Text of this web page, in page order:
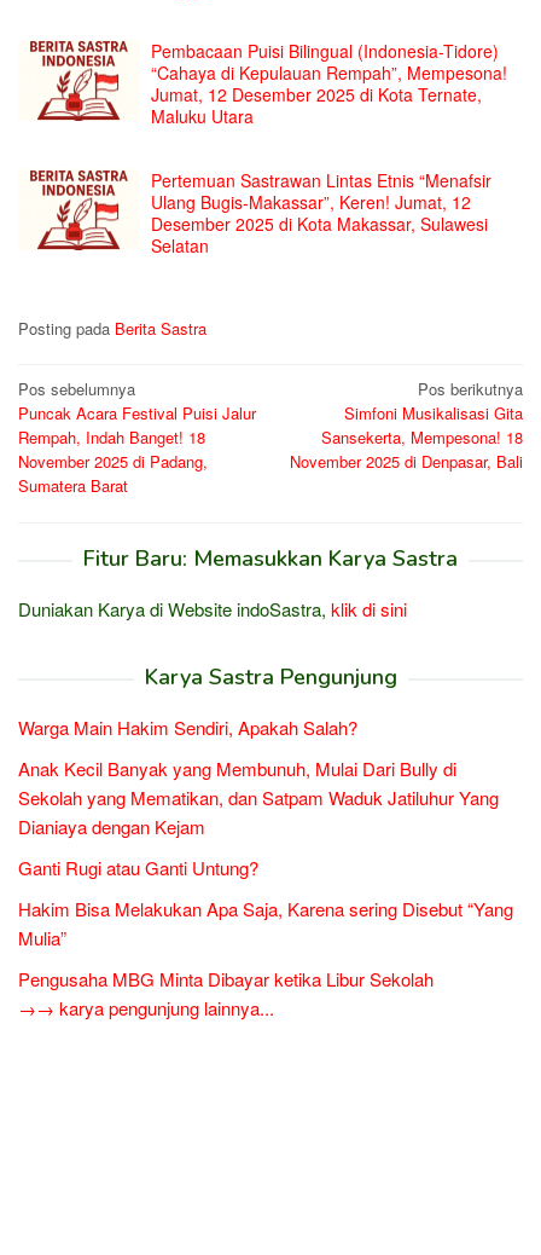
Pembacaan Puisi Bilingual (Indonesia-Tidore)
“Cahaya di Kepulauan Rempah”, Mempesona!
Jumat, 12 Desember 2025 di Kota Ternate,
Maluku Utara
Pertemuan Sastrawan Lintas Etnis “Menafsir
Ulang Bugis-Makassar”, Keren! Jumat, 12
Desember 2025 di Kota Makassar, Sulawesi
Selatan
Posting pada Berita Sastra
Navigasi
pos
Pos sebelumnya
Puncak Acara Festival Puisi Jalur
Rempah, Indah Banget! 18
November 2025 di Padang,
Sumatera Barat
Pos berikutnya
Simfoni Musikalisasi Gita
Sansekerta, Mempesona! 18
November 2025 di Denpasar, Bali
Fitur Baru: Memasukkan Karya Sastra
Duniakan Karya di Website indoSastra, klik di sini
Karya Sastra Pengunjung
Warga Main Hakim Sendiri, Apakah Salah?
Anak Kecil Banyak yang Membunuh, Mulai Dari Bully di
Sekolah yang Mematikan, dan Satpam Waduk Jatiluhur Yang
Dianiaya dengan Kejam
Ganti Rugi atau Ganti Untung?
Hakim Bisa Melakukan Apa Saja, Karena sering Disebut “Yang
Mulia”
Pengusaha MBG Minta Dibayar ketika Libur Sekolah
→→ karya pengunjung lainnya...